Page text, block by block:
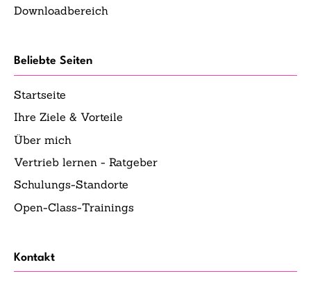
Downloadbereich
Beliebte Seiten
Startseite
Ihre Ziele & Vorteile
Über mich
Vertrieb lernen - Ratgeber
Schulungs-Standorte
Open-Class-Trainings
Kontakt